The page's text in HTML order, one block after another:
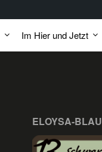
Im Hier und Jetzt
ELOYSA-BLAU